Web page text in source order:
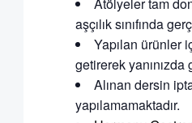
Atölyeler tam
aşçılık sınıfında
Yapılan ürünler
getirerek
Alınan dersin
yapılamamaktadır.